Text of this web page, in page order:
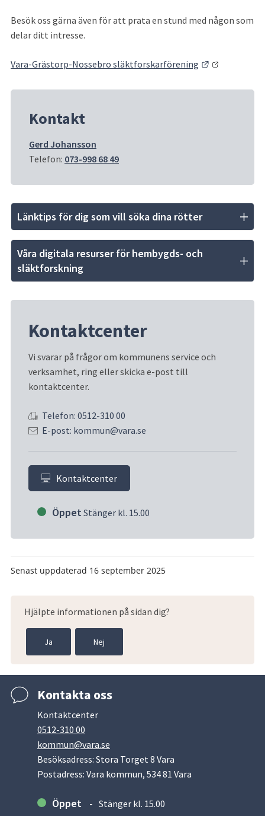
Besök oss gärna även för att prata en stund med någon som
delar ditt intresse.
Vara-Grästorp-Nossebro släktforskarförening Länk till
Kontakt
Gerd Johansson
Telefon: 073-998 68 49
Länktips för dig som vill söka dina rötter
Våra digitala resurser för hembygds- och
släktforskning
Kontaktcenter
Vi svarar på frågor om kommunens service och
verksamhet, ring eller skicka e-post till
kontaktcenter.
Telefon: 0512-310 00
E-post: kommun@vara.se
Kontaktcenter
Öppet Stänger kl. 15.00
Senast uppdaterad 16 september 2025
Hjälpte informationen på sidan dig?
Ja Nej
Kontakta oss
Kontaktcenter
0512-310 00
kommun@vara.se
Besöksadress: Stora Torget 8 Vara
Postadress: Vara kommun, 534 81 Vara
Öppet Stänger kl. 15.00